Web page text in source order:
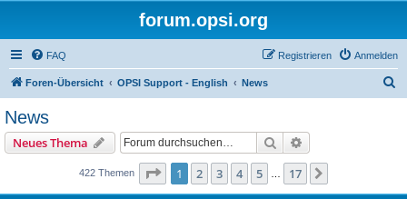
forum.opsi.org
FAQ Anmelden
Registrieren
Foren-Übersicht OPSI Support - English News
News
Neues Thema Suche
422 Themen Seite 1von 17
1 2 3 4 5 17